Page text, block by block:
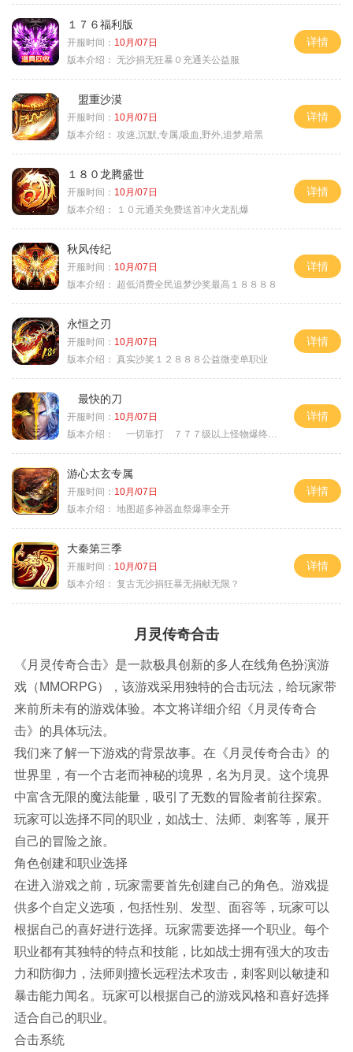
１７６福利版
开服时间： 10月/07日
版本介绍： 无沙捐无狂暴０充通关公益服
详情
盟重沙漠
开服时间： 10月/07日
版本介绍： 攻速,沉默,专属,吸血,野外,追梦,暗黑
详情
１８０龙腾盛世
开服时间： 10月/07日
版本介绍：
１０元通关免费送首冲火龙乱爆
详情
秋风传纪
开服时间： 10月/07日
版本介绍：
超低消费全民追梦沙奖最高１８８８８
详情
永恒之刃
开服时间： 10月/07日
版本介绍： 真实沙奖１２８８８公益微变单职业
详情
最快的刀
开服时间： 10月/07日
版本介绍：
一切靠打 ７７７级以上怪物爆终极
详情
游心太玄专属
开服时间： 10月/07日
版本介绍： 地图超多神器血祭爆率全开
详情
大秦第三季
开服时间： 10月/07日
版本介绍： 复古无沙捐狂暴无捐献无限？
详情
月灵传奇合击
《月灵传奇合击》是一款极具创新的多人在线角色扮演游
戏（MMORPG），该游戏采用独特的合击玩法，给玩家带
来前所未有的游戏体验。本文将详细介绍《月灵传奇合
击》的具体玩法。
我们来了解一下游戏的背景故事。在《月灵传奇合击》的
世界里，有一个古老而神秘的境界，名为月灵。这个境界
中富含无限的魔法能量，吸引了无数的冒险者前往探索。
玩家可以选择不同的职业，如战士、法师、刺客等，展开
自己的冒险之旅。
角色创建和职业选择
在进入游戏之前，玩家需要首先创建自己的角色。游戏提
供多个自定义选项，包括性别、发型、面容等，玩家可以
根据自己的喜好进行选择。玩家需要选择一个职业。每个
职业都有其独特的特点和技能，比如战士拥有强大的攻击
力和防御力，法师则擅长远程法术攻击，刺客则以敏捷和
暴击能力闻名。玩家可以根据自己的游戏风格和喜好选择
适合自己的职业。
合击系统